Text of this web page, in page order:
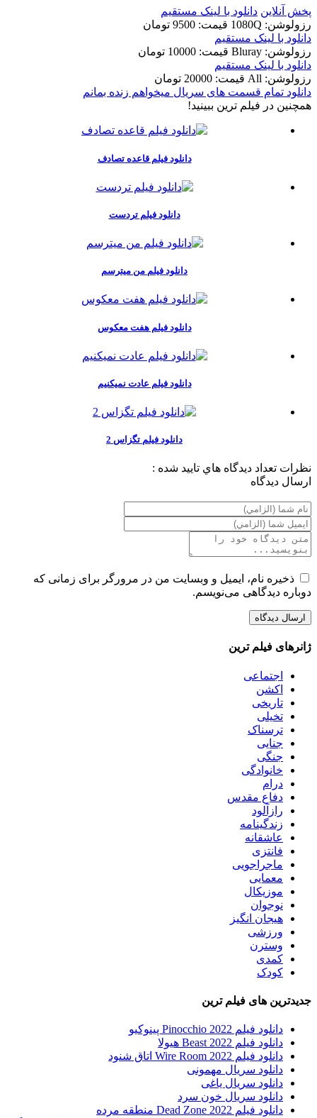
پخش آنلاین دانلود با لينک مستقيم
رزولوشن: 1080Q
قيمت: 9500 تومان
دانلود با لينک مستقيم
رزولوشن: Bluray
قيمت: 10000 تومان
دانلود با لينک مستقيم
رزولوشن: All
قيمت: 20000 تومان
دانلود تمام قسمت های سریال میخواهم زنده بمانم
همچنين در فيلم ترين ببينيد!
دانلود فیلم قاعده تصادف
دانلود فیلم تردست
دانلود فیلم من میترسم
دانلود فیلم هفت معکوس
دانلود فیلم عادت نمیکنیم
دانلود فیلم تگزاس 2
نظرات تعداد ديدگاه هاي تاييد شده :
ارسال ديدگاه
ذخیره نام، ایمیل و وبسایت من در مرورگر برای زمانی که
دوباره دیدگاهی می‌نویسم.
ژانرهای فیلم ترین
اجتماعی
اکشن
تاریخی
تخیلی
ترسناک
جنایی
جنگی
خانوادگی
درام
دفاع مقدس
رازآلود
زندگینامه
عاشقانه
فانتزی
ماجراجویی
معمایی
موزیکال
نوجوان
هیجان انگیز
ورزشی
وسترن
کمدی
کودک
جدیدترین های فیلم ترین
دانلود فیلم Pinocchio 2022 پینوکیو
دانلود فیلم Beast 2022 هیولا
دانلود فیلم Wire Room 2022 اتاق شنود
دانلود سریال مهمونی
دانلود سریال یاغی
دانلود سریال خون سرد
دانلود فیلم 2022 Dead Zone منطقه مرده